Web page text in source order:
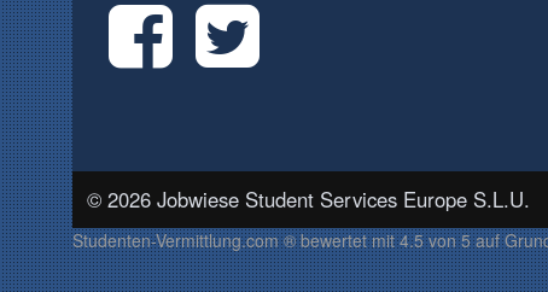
© 2026 Jobwiese Student Services Europe S.L.U.
Studenten-Vermittlung.com ®bewertet mit4.5von5auf